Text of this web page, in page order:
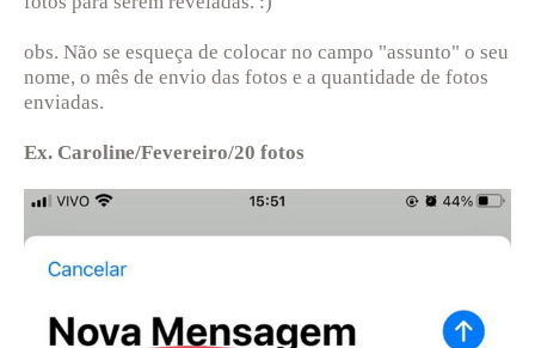
obs. Não se esqueça de colocar no campo "assunto" o seu
nome, o mês de envio das fotos e a quantidade de fotos
enviadas.
Ex. Caroline/Fevereiro/20 fotos